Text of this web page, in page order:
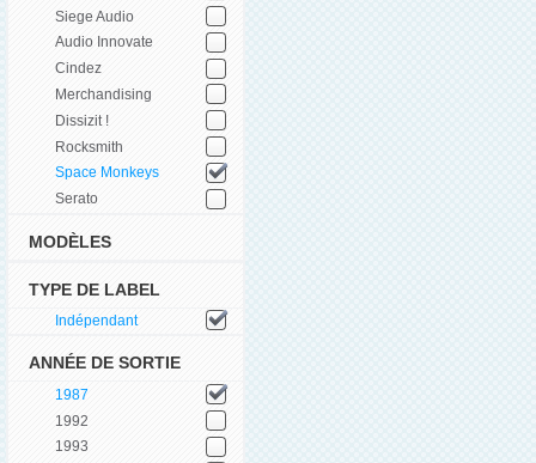
Siege Audio
Audio Innovate
Cindez
Merchandising
Dissizit !
Rocksmith
Space Monkeys
Serato
MODÈLES
TYPE DE LABEL
Indépendant
ANNÉE DE SORTIE
1987
1992
1993